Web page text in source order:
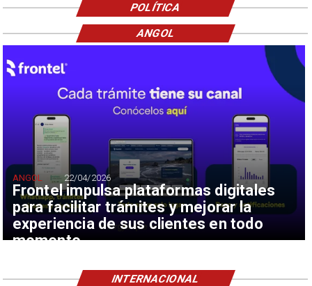
POLÍTICA
Frontel impulsa plataformas digitales
para facilitar trámites y mejorar la
experiencia de sus clientes en todo
momento
ANGOL 22/04/2026
ANGOL
INTERNACIONAL